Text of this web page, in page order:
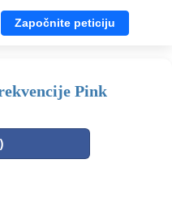
Započnite peticiju
Pink